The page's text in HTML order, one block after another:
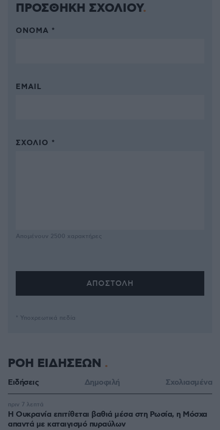
ΠΡΟΣΘΗΚΗ ΣΧΟΛΙΟΥ
ΌΝΟΜΑ *
EMAIL
ΣΧΌΛΙΟ *
Απομένουν 2500 χαρακτήρες
* Υποχρεωτικά πεδία
ΡΟΗ ΕΙΔΗΣΕΩΝ
Ειδήσεις Δημοφιλή Σχολιασμένα
Η Ουκρανία επιτίθεται βαθιά μέσα στη Ρωσία, η Μόσχα
απαντά με καταιγισμό πυραύλων
πριν 7 λεπτά